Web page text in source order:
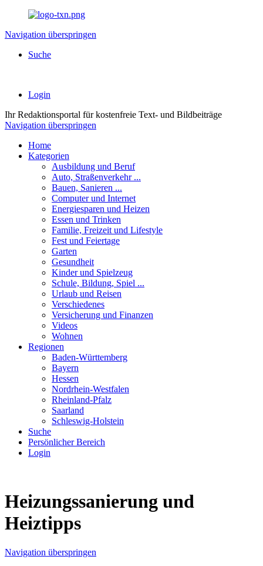
Navigation überspringen
Suche
Login
Ihr Redaktionsportal für kostenfreie Text- und Bildbeiträge
Navigation überspringen
Home
Kategorien
Ausbildung und Beruf
Auto, Straßenverkehr ...
Bauen, Sanieren ...
Computer und Internet
Energiesparen und Heizen
Essen und Trinken
Familie, Freizeit und Lifestyle
Fest und Feiertage
Garten
Gesundheit
Kinder und Spielzeug
Schule, Bildung, Spiel ...
Urlaub und Reisen
Verschiedenes
Versicherung und Finanzen
Videos
Wohnen
Regionen
Baden-Württemberg
Bayern
Hessen
Nordrhein-Westfalen
Rheinland-Pfalz
Saarland
Schleswig-Holstein
Suche
Persönlicher Bereich
Login
Heizungssanierung und
Heiztipps
Navigation überspringen